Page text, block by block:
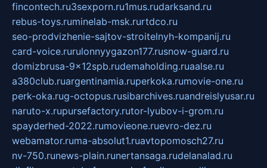
fincontech.ru3sexporn.ru1mus.rudarksand.ru
rebus-toys.ruminelab-msk.rurtdco.ru
seo-prodvizhenie-sajtov-stroitelnyh-kompanij.ru
card-voice.rurulonnyygazon177.rusnow-guard.ru
domizbrusa-9x12spb.rudemaholding.ruaalse.ru
a380club.ruargentinamia.ruperkoka.rumovie-one.ru
perk-oka.rug-octopus.rusibarchives.ruandreislyusar.ru
naruto-x.rupursefactory.rutor-lyubov-i-grom.ru
spayderhed-2022.rumovieone.ruevro-dez.ru
webamator.ruma-absolut1.ruavtopomosch27.ru
nv-750.runews-plain.runertansaga.rudelanalad.ru